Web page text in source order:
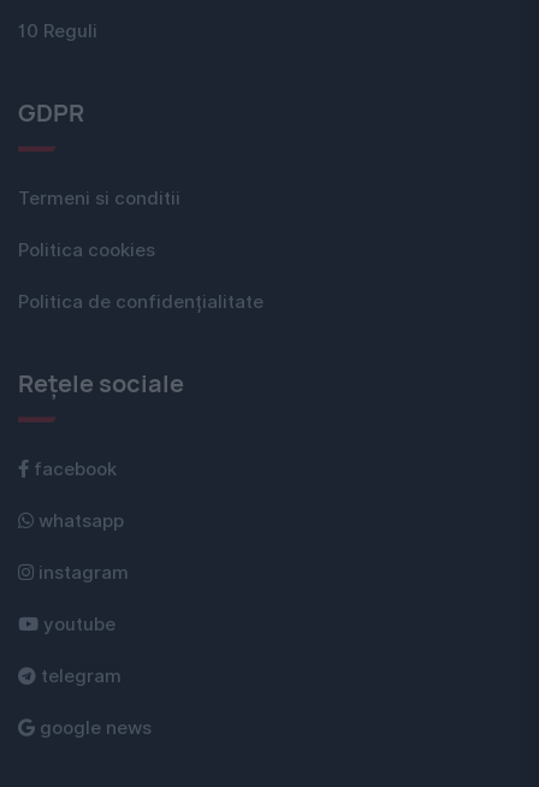
10 Reguli
GDPR
Termeni si conditii
Politica cookies
Politica de confidențialitate
Rețele sociale
facebook
whatsapp
instagram
youtube
telegram
google news